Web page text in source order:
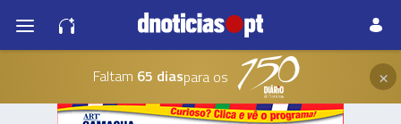
Faltam 65 diaspara os ×